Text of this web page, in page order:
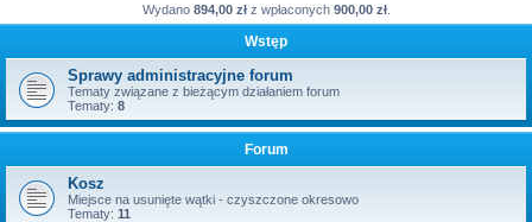
Wydano 894,00 złz wpłaconych 900,00 zł.
Wstęp
Sprawy administracyjne forum
Tematy związane z bieżącym działaniem forum
Tematy: 8
Forum
Kosz
Miejsce na usunięte wątki - czyszczone okresowo
Tematy: 11